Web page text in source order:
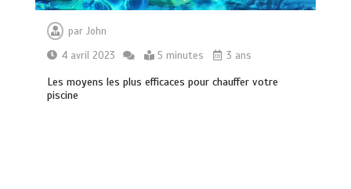
parJohn
4 avril 2023
5 minutes 3 ans
Les moyens les plus efficaces pour chauffer votre
piscine
Meilleur couteaux de cuisine
préparations